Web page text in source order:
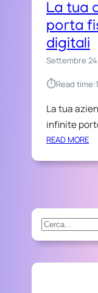
La tua
porta
digitali
Settembre
⏱︎Read time:
La tua
infinite
READ MORE:
A
A
A
Z
I
S
e